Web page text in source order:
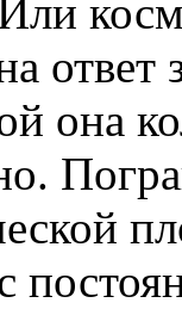
ответ
она